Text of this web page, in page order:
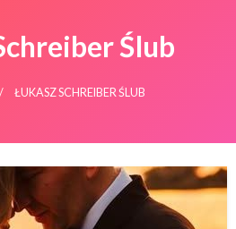
Ślub
ŁUKASZ SCHREIBER ŚLUB